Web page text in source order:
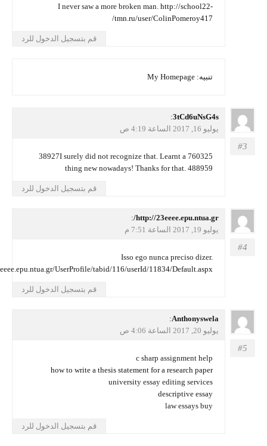
I never saw a more broken man.http://school22-
tmn.ru/user/ColinPomeroy417/
قم بتسجيل الدخول للرد
My Homepage
يقول
3tCd6uNsG4s
:
يوليو 16, 2017 الساعة 4:19 ص
760325 38927I surely did not recognize that. Learnt a
thing new nowadays! Thanks for that. 488959
قم بتسجيل الدخول للرد
يقول
http://23eeee.epu.ntua.gr/
:
يوليو 19, 2017 الساعة 7:51 م
Isso ego nunca preciso dizer.
http://23eeee.epu.ntua.gr/UserProfile/tabid/116/userId/11834/Default.aspx
قم بتسجيل الدخول للرد
يقول
Anthonyswela
:
يوليو 20, 2017 الساعة 4:06 ص
c sharp assignment help
how to write a thesis statement for a research paper
university essay editing services
descriptive essay
law essays buy
قم بتسجيل الدخول للرد